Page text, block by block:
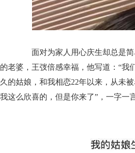
面对为家人用心庆生却总是简
的老婆，王弢倍感幸福，他写道：“我
久的姑娘，和我相恋22年以来，从未
我这么欣喜的，但是你来了”，一字一